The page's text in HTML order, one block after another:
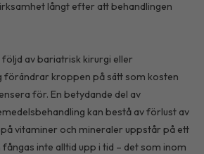
långt efter att behandlingen
av bariatrisk kirurgi eller
förändrar kroppen på sätt som kosten
för. En betydande del av
kan bestå av förlust av
vitaminer och mineraler uppstår på ett
inte alltid upp i tid – det som inom